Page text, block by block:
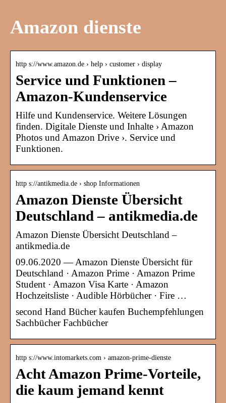
Amazon dienste
http s://www.amazon.de › help › customer › display
Service und Funktionen –
Amazon-Kundenservice
Hilfe und Kundenservice. Weitere Lösungen
finden. Digitale Dienste und Inhalte › Amazon
Photos und Amazon Drive ›. Service und
Funktionen.
http s://antikmedia.de › shop Informationen
Amazon Dienste Übersicht
Deutschland – antikmedia.de
Amazon Dienste Übersicht Deutschland –
antikmedia.de
09.06.2020 — Amazon Dienste Übersicht für
Deutschland · Amazon Prime · Amazon Prime
Student · Amazon Visa Karte · Amazon
Hochzeitsliste · Audible Hörbücher · Fire …
second Hand Bücher kaufen Buchempfehlungen
Sachbücher Fachbücher
http s://www.intomarkets.com › amazon-prime-dienste
Acht Amazon Prime-Vorteile,
die kaum jemand kennt